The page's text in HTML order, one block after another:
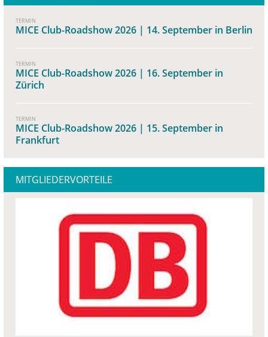
TERMIN
MICE Club-Roadshow 2026 | 14. September in Berlin
TERMIN
MICE Club-Roadshow 2026 | 16. September in
Zürich
TERMIN
MICE Club-Roadshow 2026 | 15. September in
Frankfurt
MITGLIEDERVORTEILE